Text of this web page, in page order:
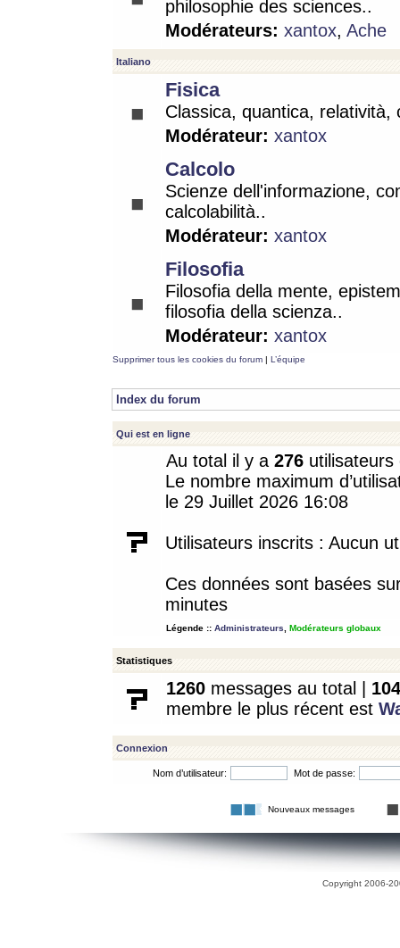
philosophie des sciences..
Modérateurs: xantox, Ache
Italiano
Fisica
Classica, quantica, relatività,
Modérateur: xantox
Calcolo
Scienze dell'informazione,
calcolabilità..
Modérateur: xantox
Filosofia
Filosofia della mente,
filosofia della scienza..
Modérateur: xantox
Supprimer tous les cookies du forum | L’équipe
Index du forum
Qui est en ligne
Au total il y a 276
Le nombre maximum
le 29 Juillet 2026 16:08
Utilisateurs inscrits : Aucun
Ces données sont basées
minutes
Légende :: Administrateurs Modérateurs globaux
Statistiques
1260 messages au total | 104
membre le plus récent est
Connexion
Nom d’utilisateur: Mot de passe:
Nouveaux messages
Copyright 2006-